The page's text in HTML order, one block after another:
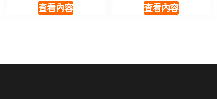
查看內容 查看內容